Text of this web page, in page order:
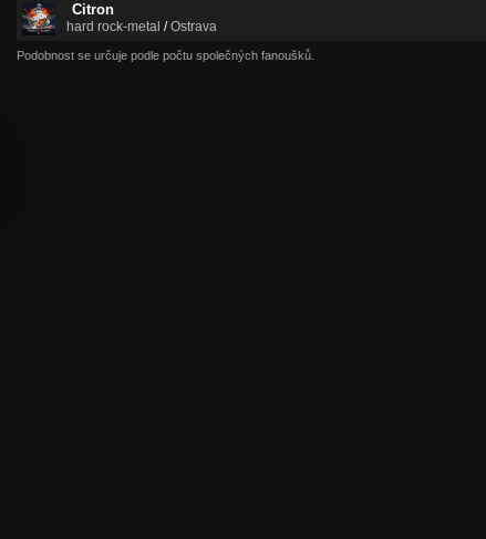
Citron
hard rock-metal /Ostrava
Podobnost se určuje podle počtu společných fanoušků.